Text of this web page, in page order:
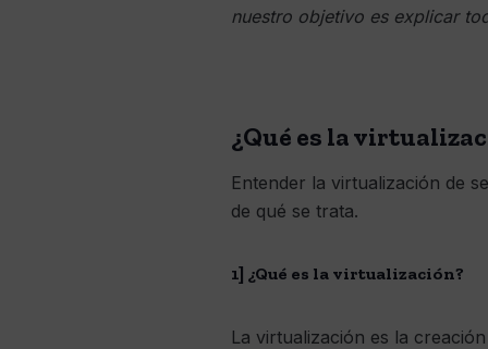
nuestro objetivo es explicar
¿Qué es la
Entender la virtualización de
de qué se trata.
1] ¿Qué es la virtualización?
La virtualización es la